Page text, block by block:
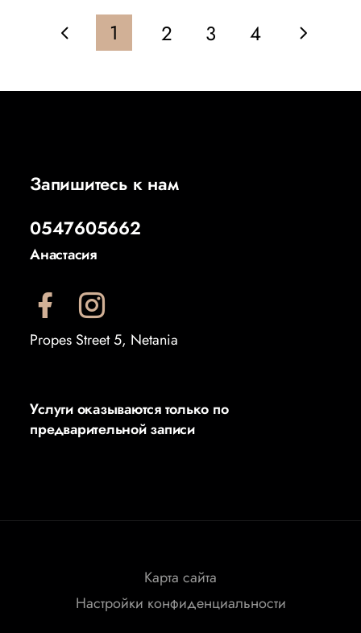
1 2 3 4
Запишитесь к нам
0547605662
Анастасия
Propes Street 5, Netania
Услуги оказываются только по
предварительной записи
Карта сайта
Настройки конфиденциальности